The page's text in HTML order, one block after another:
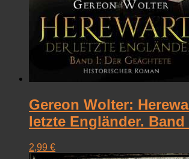
Gereon Wolter:
letzte Engländer. Band
2,99 €